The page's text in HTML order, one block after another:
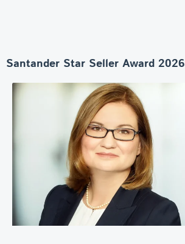
Santander Star Seller Award 2026